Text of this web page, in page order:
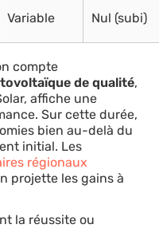
Variable Nul (subi)
compte
de qualité,
affiche une
Sur cette durée,
bien au-delà du
initial. Les
régionaux
projette les gains à
la réussite ou